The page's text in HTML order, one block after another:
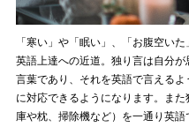
「寒い」や「眠い」、「お腹空い
英語上達への近道。独り言は自分
言葉であり、それを英語で言える
に対応できるようになります。ま
庫や枕、掃除機など）を一通り英